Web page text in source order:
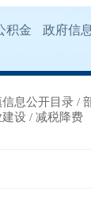
积金 政府信
息公开目录 /
设 / 减税降费